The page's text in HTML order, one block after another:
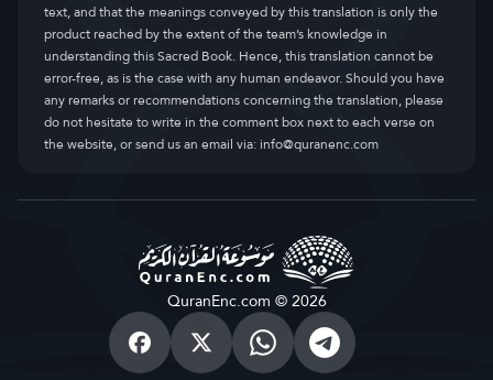
text, and that the meanings conveyed by this translation is only the
product reached by the extent of the team’s knowledge in
understanding this Sacred Book. Hence, this translation cannot be
error-free, as is the case with any human endeavor. Should you have
any remarks or recommendations concerning the translation, please
do not hesitate to write in the comment box next to each verse on
the website, or send us an email via:info@quranenc.com
QuranEnc.com © 2026